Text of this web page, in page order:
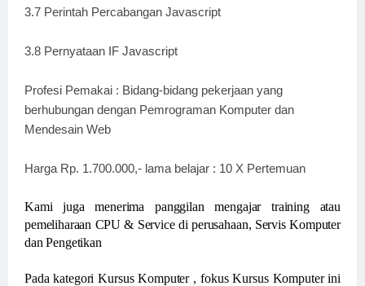
3.7 Perintah Percabangan Javascript
3.8 Pernyataan IF Javascript
Profesi Pemakai : Bidang-bidang pekerjaan yang
berhubungan dengan Pemrograman Komputer dan
Mendesain Web
Harga Rp. 1.700.000,- lama belajar : 10 X Pertemuan
Kami juga menerima panggilan mengajar training atau
pemeliharaan CPU & Service di perusahaan, Servis Komputer
dan Pengetikan
Pada kategori Kursus Komputer , fokus Kursus Komputer ini